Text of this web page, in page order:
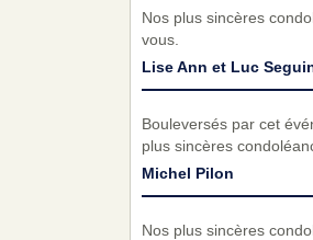
Nos plus sincères
vous.
Lise Ann et Luc
Bouleversés par cet
plus sincères
Michel Pilon
Nos plus sincères